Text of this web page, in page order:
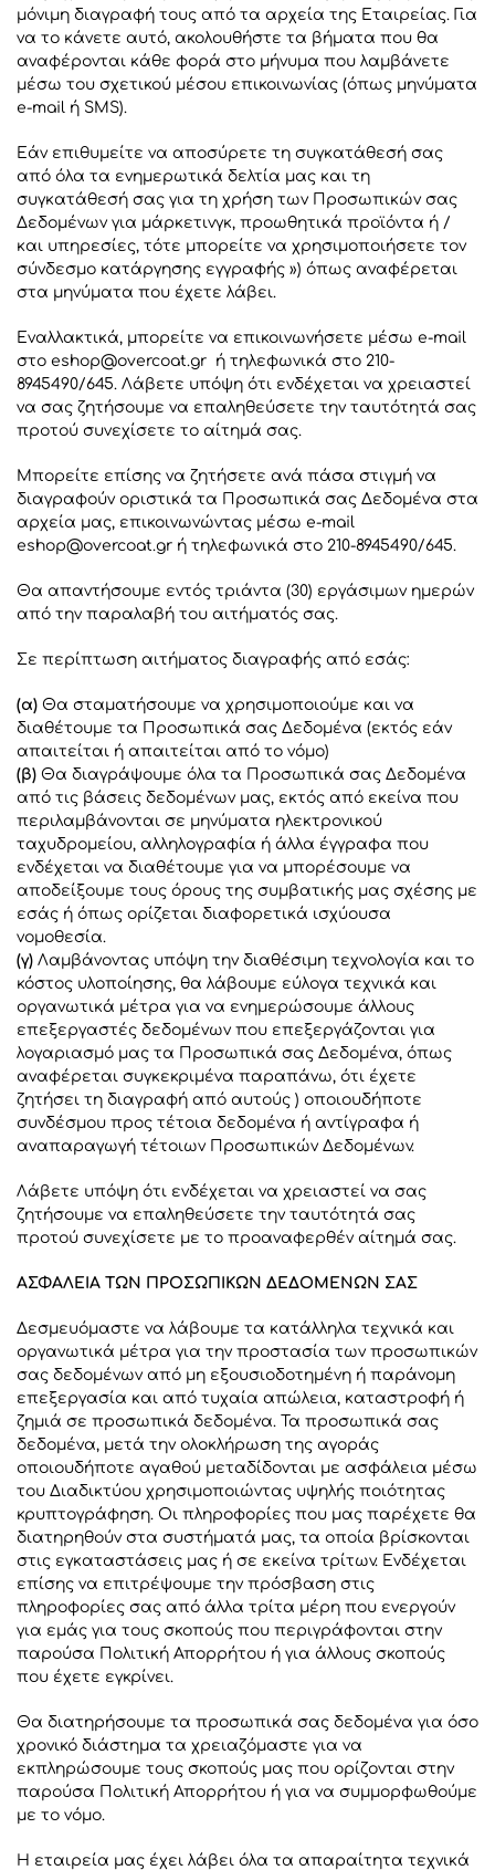
μόνιμη διαγραφή τους από τα αρχεία της Εταιρείας. Για
να το κάνετε αυτό, ακολουθήστε τα βήματα που θα
αναφέρονται κάθε φορά στο μήνυμα που λαμβάνετε
μέσω του σχετικού μέσου επικοινωνίας (όπως μηνύματα
e-mail ή SMS).
Εάν επιθυμείτε να αποσύρετε τη συγκατάθεσή σας
από όλα τα ενημερωτικά δελτία μας και τη
συγκατάθεσή σας για τη χρήση των Προσωπικών σας
Δεδομένων για μάρκετινγκ, προωθητικά προϊόντα ή /
και υπηρεσίες, τότε μπορείτε να χρησιμοποιήσετε τον
σύνδεσμο κατάργησης εγγραφής ») όπως αναφέρεται
στα μηνύματα που έχετε λάβει.
Εναλλακτικά, μπορείτε να επικοινωνήσετε μέσω e-mail
στo eshop@overcoat.gr ή τηλεφωνικά στο 210-
8945490/645. Λάβετε υπόψη ότι ενδέχεται να χρειαστεί
να σας ζητήσουμε να επαληθεύσετε την ταυτότητά σας
προτού συνεχίσετε το αίτημά σας.
Μπορείτε επίσης να ζητήσετε ανά πάσα στιγμή να
διαγραφούν οριστικά τα Προσωπικά σας Δεδομένα στα
αρχεία μας, επικοινωνώντας μέσω e-mail
eshop@overcoat.gr ή τηλεφωνικά στο 210-8945490/645.
Θα απαντήσουμε εντός τριάντα (30) εργάσιμων ημερών
από την παραλαβή του αιτήματός σας.
Σε περίπτωση αιτήματος διαγραφής από εσάς:
(α) Θα σταματήσουμε να χρησιμοποιούμε και να
διαθέτουμε τα Προσωπικά σας Δεδομένα (εκτός εάν
απαιτείται ή απαιτείται από το νόμο)
(β) Θα διαγράψουμε όλα τα Προσωπικά σας Δεδομένα
από τις βάσεις δεδομένων μας, εκτός από εκείνα που
περιλαμβάνονται σε μηνύματα ηλεκτρονικού
ταχυδρομείου, αλληλογραφία ή άλλα έγγραφα που
ενδέχεται να διαθέτουμε για να μπορέσουμε να
αποδείξουμε τους όρους της συμβατικής μας σχέσης με
εσάς ή όπως ορίζεται διαφορετικά ισχύουσα
νομοθεσία.
(γ) Λαμβάνοντας υπόψη την διαθέσιμη τεχνολογία και το
κόστος υλοποίησης, θα λάβουμε εύλογα τεχνικά και
οργανωτικά μέτρα για να ενημερώσουμε άλλους
επεξεργαστές δεδομένων που επεξεργάζονται για
λογαριασμό μας τα Προσωπικά σας Δεδομένα, όπως
αναφέρεται συγκεκριμένα παραπάνω, ότι έχετε
ζητήσει τη διαγραφή από αυτούς ) οποιουδήποτε
συνδέσμου προς τέτοια δεδομένα ή αντίγραφα ή
αναπαραγωγή τέτοιων Προσωπικών Δεδομένων.
Λάβετε υπόψη ότι ενδέχεται να χρειαστεί να σας
ζητήσουμε να επαληθεύσετε την ταυτότητά σας
προτού συνεχίσετε με το προαναφερθέν αίτημά σας.
ΑΣΦΑΛΕΙΑ ΤΩΝ ΠΡΟΣΩΠΙΚΩΝ ΔΕΔΟΜΕΝΩΝ ΣΑΣ
Δεσμευόμαστε να λάβουμε τα κατάλληλα τεχνικά και
οργανωτικά μέτρα για την προστασία των προσωπικών
σας δεδομένων από μη εξουσιοδοτημένη ή παράνομη
επεξεργασία και από τυχαία απώλεια, καταστροφή ή
ζημιά σε προσωπικά δεδομένα. Τα προσωπικά σας
δεδομένα, μετά την ολοκλήρωση της αγοράς
οποιουδήποτε αγαθού μεταδίδονται με ασφάλεια μέσω
του Διαδικτύου χρησιμοποιώντας υψηλής ποιότητας
κρυπτογράφηση. Οι πληροφορίες που μας παρέχετε θα
διατηρηθούν στα συστήματά μας, τα οποία βρίσκονται
στις εγκαταστάσεις μας ή σε εκείνα τρίτων. Ενδέχεται
επίσης να επιτρέψουμε την πρόσβαση στις
πληροφορίες σας από άλλα τρίτα μέρη που ενεργούν
για εμάς για τους σκοπούς που περιγράφονται στην
παρούσα Πολιτική Απορρήτου ή για άλλους σκοπούς
που έχετε εγκρίνει.
Θα διατηρήσουμε τα προσωπικά σας δεδομένα για όσο
χρονικό διάστημα τα χρειαζόμαστε για να
εκπληρώσουμε τους σκοπούς μας που ορίζονται στην
παρούσα Πολιτική Απορρήτου ή για να συμμορφωθούμε
με το νόμο.
Η εταιρεία μας έχει λάβει όλα τα απαραίτητα τεχνικά